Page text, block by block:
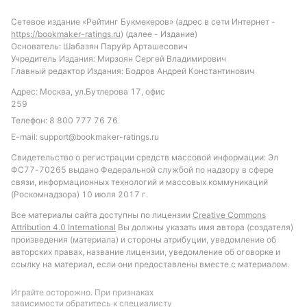
Дмитрий Разумец
Подписаться
Сетевое издание «Рейтинг Букмекеров» (адрес в сети Интернет -
https://bookmaker-ratings.ru) (далее - Издание)
Основатель: Шабазян Паруйр Арташесович
Учредитель Издания: Мирзоян Сергей Владимирович
Главный редактор Издания: Бодров Андрей Константинович
Адрес: Москва, ул.Бутлерова 17, офис
259
Телефон: 8 800 777 76 76
E-mail: support@bookmaker-ratings.ru
Свидетельство о регистрации средств массовой информации: Эл
ФС77-70265 выдано Федеральной службой по надзору в сфере
связи, информационных технологий и массовых коммуникаций
(Роскомнадзора) 10 июля 2017 г.
Все материалы сайта доступны по лицензии Creative Commons
Attribution 4.0 International Вы должны указать имя автора (создателя)
произведения (материала) и стороны атрибуции, уведомление об
авторских правах, название лицензии, уведомление об оговорке и
ссылку на материал, если они предоставлены вместе с материалом.
Играйте осторожно. При признаках
зависимости обратитесь к специалисту